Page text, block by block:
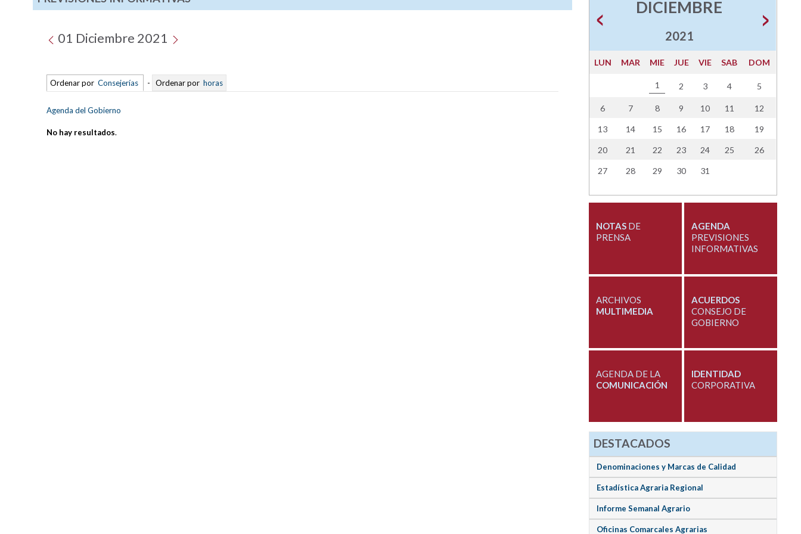
01 Diciembre 2021
Ordenar por Consejerías - Ordenar por horas
Agenda del Gobierno
No hay resultados.
DICIEMBRE
2021
LUN MAR MIE JUE VIE SAB DOM
1 2 3 4 5
6 7 8 9 10 11 12
13 14 15 16 17 18 19
20 21 22 23 24 25 26
27 28 29 30 31
NOTASDE
PRENSA
AGENDA
PREVISIONES
INFORMATIVAS
ARCHIVOS
MULTIMEDIA
ACUERDOS
CONSEJO DE
GOBIERNO
AGENDA DE LA
COMUNICACIÓN
IDENTIDAD
CORPORATIVA
DESTACADOS
Denominaciones y Marcas de Calidad
Estadística Agraria Regional
Informe Semanal Agrario
Oficinas Comarcales Agrarias